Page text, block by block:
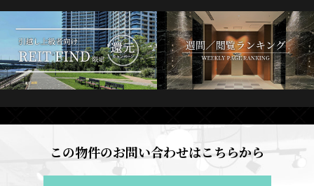
この物件のお問い合わせはこちらから